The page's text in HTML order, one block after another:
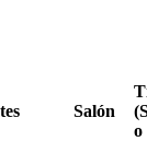
Salón
o